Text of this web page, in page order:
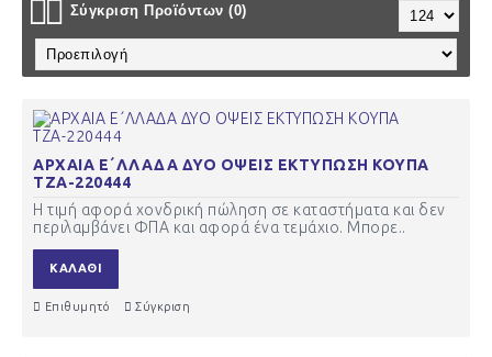
Σύγκριση Προϊόντων (0)
ΑΡΧΑΙΑ Ε΄ΛΛΑΔΑ ΔΥΟ ΟΨΕΙΣ ΕΚΤΥΠΩΣΗ ΚΟΥΠΑ
ΤΖΑ-220444
Η τιμή αφορά χονδρική πώληση σε καταστήματα και δεν
περιλαμβάνει ΦΠΑ και αφορά ένα τεμάχιο. Μπορε..
ΚΑΛΆΘΙ
Επιθυμητό Σύγκριση